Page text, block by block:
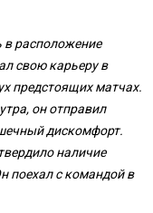
в расположение
свою карьеру в
предстоящих матчах.
он отправил
дискомфорт.
наличие
поехал с командой в